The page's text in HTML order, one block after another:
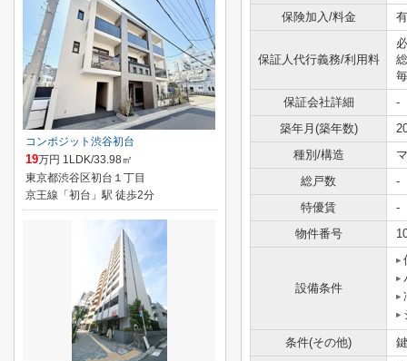
保険加入/料金
保証人代行義務/利用料
保証会社詳細
-
築年月(築年数)
種別/構造
総戸数
-
特優賃
-
物件番号
設備条件
条件(その他)
コンポジット渋谷初台
19万円 1LDK/33.98㎡
東京都渋谷区初台１丁目
京王線「初台」駅 徒歩2分